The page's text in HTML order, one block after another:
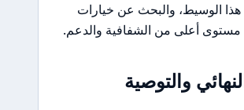
هذا الوسيط، والبحث عن خيارات
أعلى من الشفافية والدعم.
والتوصية